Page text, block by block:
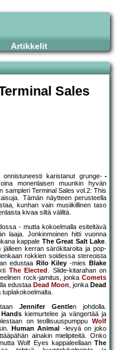
Artikkelit
Sales
karistanut grunge-
monenlaisen muunkin hyvän
sampleri Terminal Sales vol.2: This
Tämän näytteen perusteella
kunhan vain musiikillinen taso
kivaa siltä väliltä.
- mutta kokoelmalla esiteltävä
laaja. Jonkinmoinen hitti vuonna
kappale The Great Salt Lake.
kerran särökitaroita ja pop-
rokkien soidessa stereoista
edustaa Rilo Kiley -mies
Blake
The Elected . Slide-kitarahan on
rock-jamitus, jonka Comets
edustaa Dead Moon, jonka Dead
tuplakokoelmalta.
Jennifer Gentlen johdolla.
kiemurtelee ja vängertää ja
on teollisuuspumppu Wolf
Human Animal
-levyä on joko
ainakin mielipiteitä. Onko
Wolf Eyes kappaleellaan The